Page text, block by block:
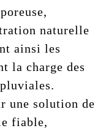
naturelle
ainsi les
la charge des
une solution de
fiable,